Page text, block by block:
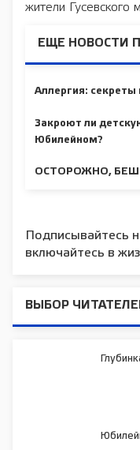
жители Гусевского
ЕЩЕ НОВОСТИ
Аллергия: секреты
Закроют ли
Юбилейном?
ОСТОРОЖНО,
Подписывайтесь
включайтесь в
ВЫБОР